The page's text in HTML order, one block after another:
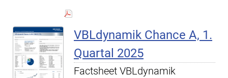
VBLdynamik Chance A, 1.
Quartal 2025
Factsheet VBLdynamik